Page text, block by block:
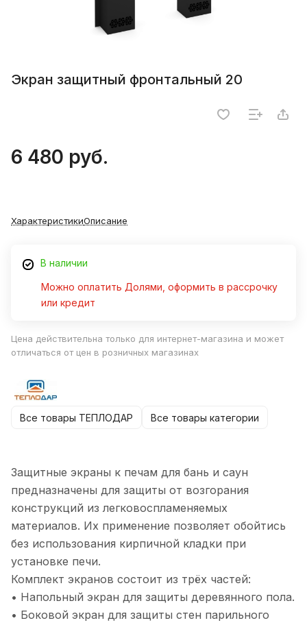
Экран защитный фронтальный 20
6 480 руб.
ХарактеристикиОписание
В наличии
Можно оплатить Долями, оформить в рассрочку
или кредит
Цена действительна только для интернет-магазина и может
отличаться от цен в розничных магазинах
Все товары ТЕПЛОДАР Все товары категории
Защитные экраны к печам для бань и саун
предназначены для защиты от возгорания
конструкций из легковоспламеняемых
материалов. Их применение позволяет обойтись
без использования кирпичной кладки при
установке печи.
Комплект экранов состоит из трёх частей:
• Напольный экран для защиты деревянного пола.
• Боковой экран для защиты стен парильного